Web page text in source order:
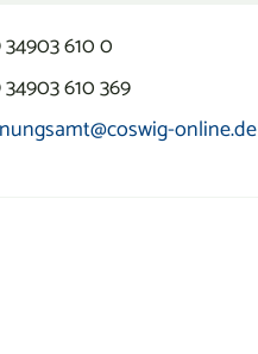
610 0
610 369
online.de